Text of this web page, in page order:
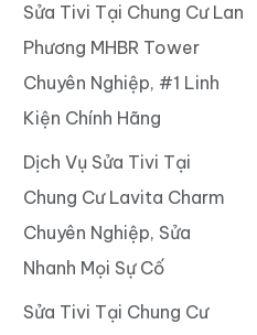
Sửa Tivi Tại Chung Cư Lan
Phương MHBR Tower
Chuyên Nghiệp, #1 Linh
Kiện Chính Hãng
Dịch Vụ Sửa Tivi Tại
Chung Cư Lavita Charm
Chuyên Nghiệp, Sửa
Nhanh Mọi Sự Cố
Sửa Tivi Tại Chung Cư